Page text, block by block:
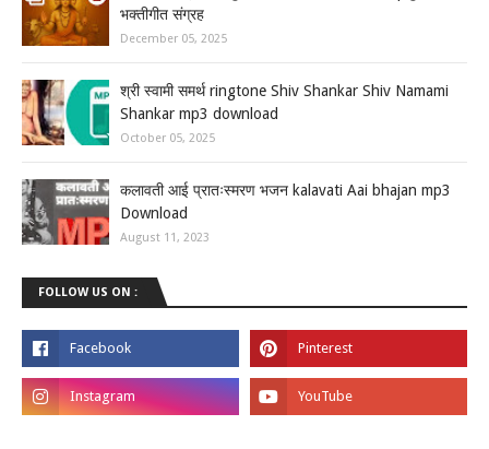
भक्तीगीत संग्रह
December 05, 2025
श्री स्वामी समर्थ ringtone Shiv Shankar Shiv Namami
Shankar mp3 download
October 05, 2025
कलावती आई प्रातःस्मरण भजन kalavati Aai bhajan mp3
Download
August 11, 2023
FOLLOW US ON :